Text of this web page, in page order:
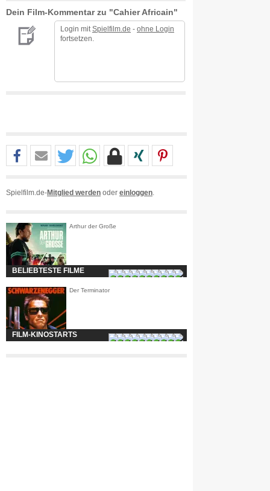
Dein Film-Kommentar zu "Cahier Africain"
Login mit Spielfilm.de - ohne Login
fortsetzen.
Spielfilm.de-Mitglied werden oder einloggen
Arthur der Große
BELIEBTESTE FILME
Der Terminator
FILM-KINOSTARTS